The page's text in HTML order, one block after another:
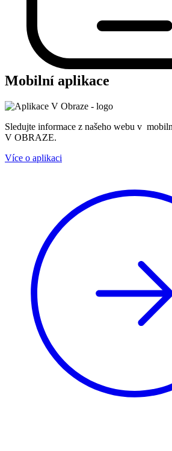
Mobilní aplikace
Sledujte informace z našeho webu v
V OBRAZE.
Více o aplikaci